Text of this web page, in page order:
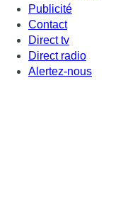
Publicité
Contact
Direct tv
Direct radio
Alertez-nous